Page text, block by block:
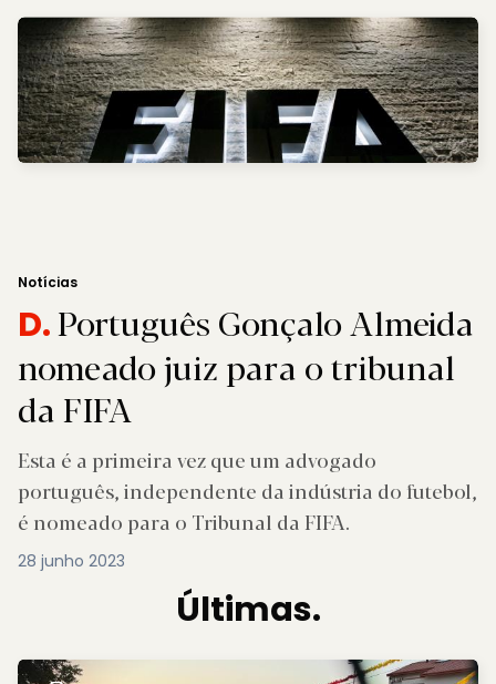
Notícias
D.Português Gonçalo Almeida
nomeado juiz para o tribunal
da FIFA
Esta é a primeira vez que um advogado
português, independente da indústria do futebol,
é nomeado para o Tribunal da FIFA.
28 junho 2023
Últimas.